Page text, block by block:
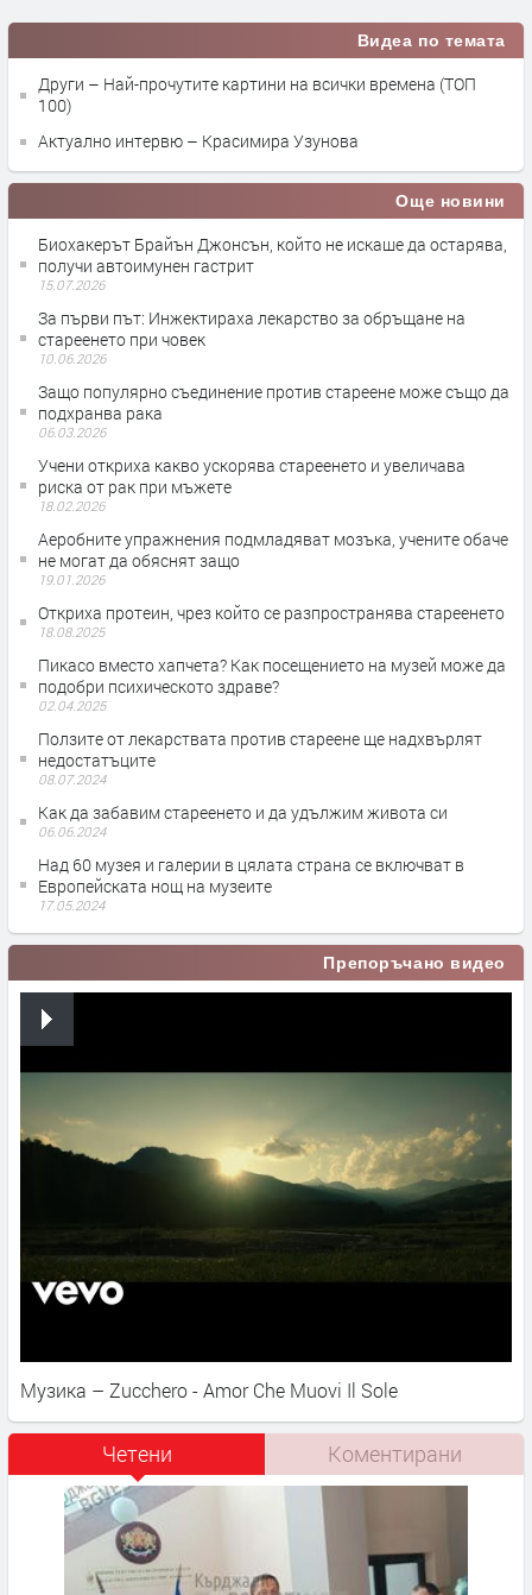
Видеа по темата
Други – Най-прочутите картини на всички времена (ТОП
100)
Актуално интервю – Красимира Узунова
Още новини
Биохакерът Брайън Джонсън, който не искаше да остарява,
получи автоимунен гастрит
15.07.2026
За първи път: Инжектираха лекарство за обръщане на
стареенето при човек
10.06.2026
Защо популярно съединение против стареене може също да
подхранва рака
06.03.2026
Учени откриха какво ускорява стареенето и увеличава
риска от рак при мъжете
18.02.2026
Аеробните упражнения подмладяват мозъка, учените обаче
не могат да обяснят защо
19.01.2026
Откриха протеин, чрез който се разпространява стареенето
18.08.2025
Пикасо вместо хапчета? Как посещението на музей може да
подобри психическото здраве?
02.04.2025
Ползите от лекарствата против стареене ще надхвърлят
недостатъците
08.07.2024
Как да забавим стареенето и да удължим живота си
06.06.2024
Над 60 музея и галерии в цялата страна се включват в
Европейската нощ на музеите
17.05.2024
Препоръчано видео
Музика – Zucchero - Amor Che Muovi Il Sole
Четени Коментирани